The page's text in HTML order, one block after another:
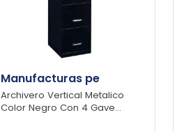
Manufacturas pe
Archivero Vertical Metalico
Color Negro Con 4 Gave...